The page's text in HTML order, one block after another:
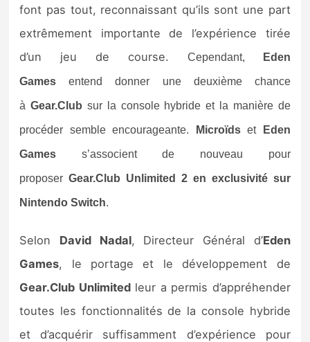
Précommandes jeux Switch 2
Sorties de jeux
Bons plans
Guides
font pas tout, reconnaissant qu’ils sont une part
extrêmement importante de l’expérience tirée
d’un jeu de course. Cependant, Eden
Games entend donner une deuxième chance
àGear.Club sur la console hybride et la manière de
procéder semble encourageante. Microïdset Eden
Games s’associent de nouveau pour
proposerGear.Club Unlimited 2 en exclusivité sur
Nintendo Switch.
Selon David Nadal, Directeur Général d’Eden
Games, le portage et le développement de
Gear.Club Unlimitedleur a permis d’appréhender
toutes les fonctionnalités de la console hybride
et d’acquérir suffisamment d’expérience pour